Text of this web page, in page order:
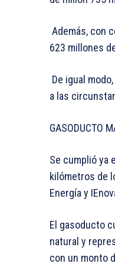
Además, con
623 millones
De igual
a las
GASODUCTO
Se cumplió ya
kilómetros de
Energía y
El gasoducto
natural y
con un monto